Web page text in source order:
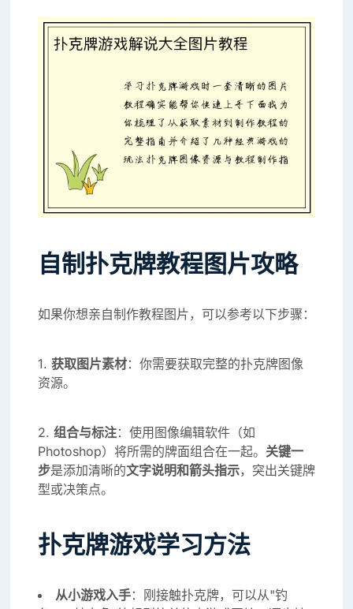
自制扑克牌教程图片攻略
如果你想亲自制作教程图片，可以参考以下步骤：
1. 获取图片素材：你需要获取完整的扑克牌图像
资源。
2. 组合与标注：使用图像编辑软件（如
Photoshop）将所需的牌面组合在一起。 关键一
步是添加清晰的文字说明和箭头指示，突出关键牌
型或决策点。
扑克牌游戏学习方法
从小游戏入手：刚接触扑克牌，可以从"钓